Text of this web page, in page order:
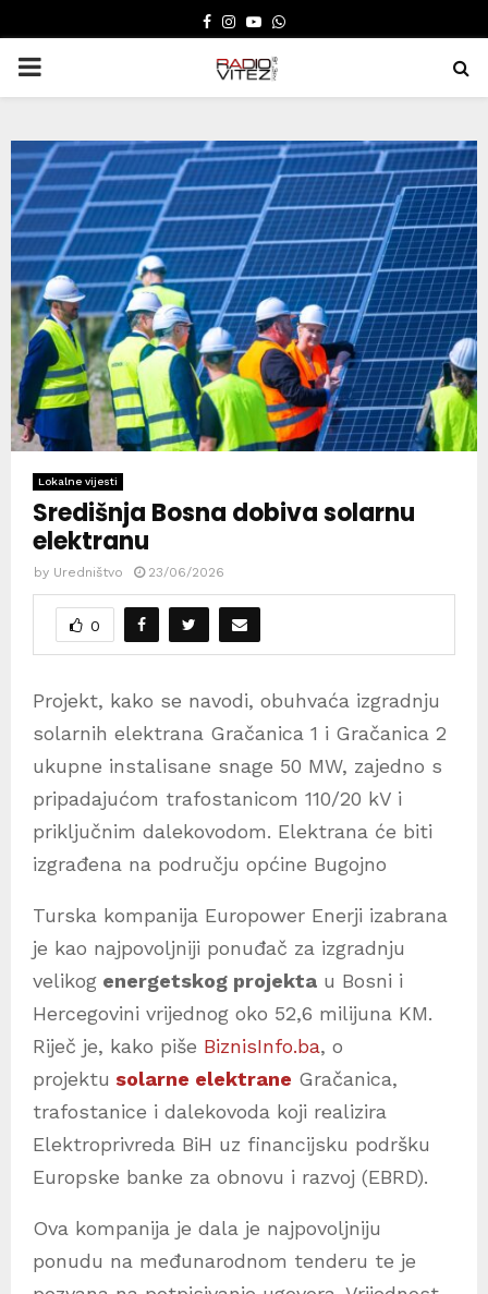
FACEBOOK
INSTAGRAM
YOUTUBE
WHATSAPP
PRIMARY
Lokalne vijesti
Središnja Bosna dobiva solarnu
elektranu
by Uredništvo 23/06/2026
0
Projekt, kako se navodi, obuhvaća izgradnju
solarnih elektrana Gračanica 1 i Gračanica 2
ukupne instalisane snage 50 MW, zajedno s
pripadajućom trafostanicom 110/20 kV i
priključnim dalekovodom. Elektrana će biti
izgrađena na području općine Bugojno
Turska kompanija Europower Enerji izabrana
je kao najpovoljniji ponuđač za izgradnju
velikog energetskog projekta u Bosni i
Hercegovini vrijednog oko 52,6 milijuna KM.
Riječ je, kako piše BiznisInfo.ba, o
projektu solarne elektrane Gračanica,
trafostanice i dalekovoda koji realizira
Elektroprivreda BiH uz financijsku podršku
Europske banke za obnovu i razvoj (EBRD).
Ova kompanija je dala je najpovoljniju
ponudu na međunarodnom tenderu te je